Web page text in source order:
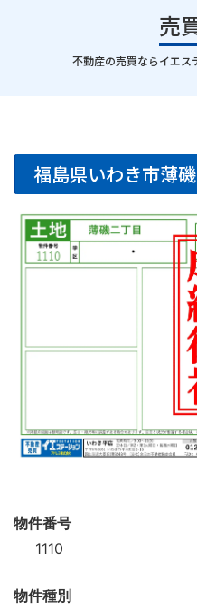
売
不動産の売買ならイエス
福島県いわき市薄
物件番号
1110
物件種別